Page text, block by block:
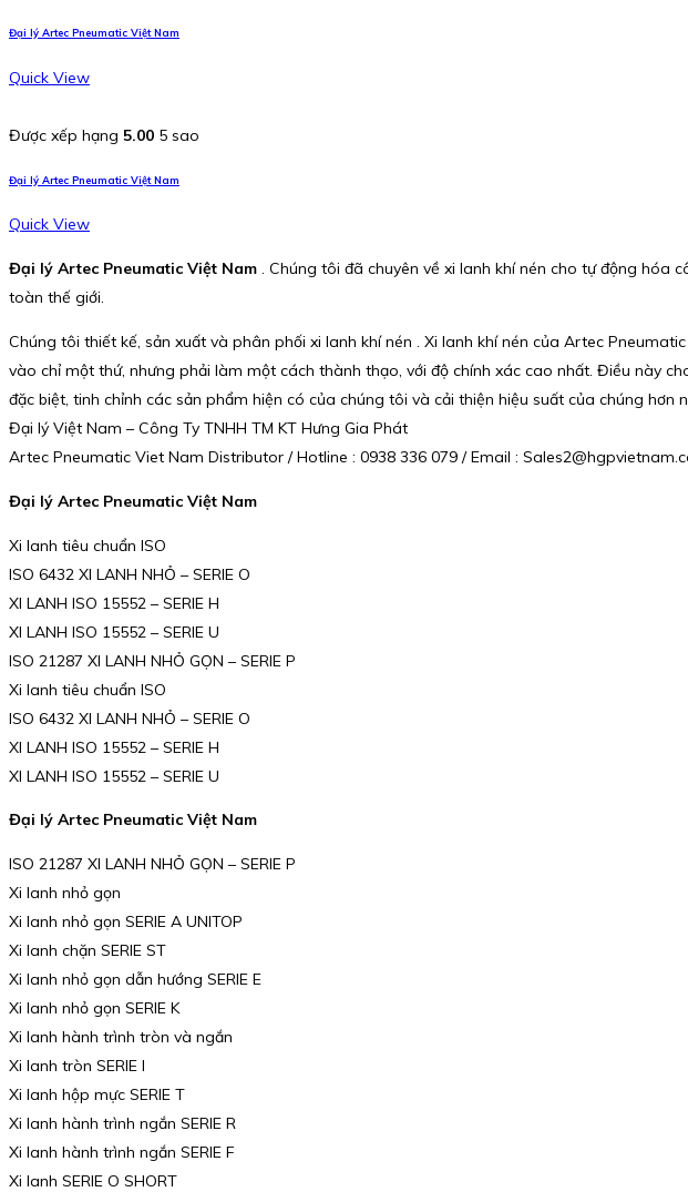
Đại lý Artec Pneumatic Việt Nam
Quick View
Được xếp hạng 5.00 5 sao
Đại lý Artec Pneumatic Việt Nam
Quick View
Đại lý Artec Pneumatic Việt Nam . Chúng tôi đã chuyên về xi lanh khí nén cho tự động hóa
toàn thế giới.
Chúng tôi thiết kế, sản xuất và phân phối xi lanh khí nén . Xi lanh khí nén của Artec
vào chỉ một thứ, nhưng phải làm một cách thành thạo, với độ chính xác cao nhất. Điều này
đặc biệt, tinh chỉnh các sản phẩm hiện có của chúng tôi và cải thiện hiệu suất của chúng hơn
Đại lý Việt Nam – Công Ty TNHH TM KT Hưng Gia Phát
Artec Pneumatic Viet Nam Distributor / Hotline : 0938 336 079 / Email :
Đại lý Artec Pneumatic Việt Nam
Xi lanh tiêu chuẩn ISO
ISO 6432 XI LANH NHỎ – SERIE O
XI LANH ISO 15552 – SERIE H
XI LANH ISO 15552 – SERIE U
ISO 21287 XI LANH NHỎ GỌN – SERIE P
Xi lanh tiêu chuẩn ISO
ISO 6432 XI LANH NHỎ – SERIE O
XI LANH ISO 15552 – SERIE H
XI LANH ISO 15552 – SERIE U
Đại lý Artec Pneumatic Việt Nam
ISO 21287 XI LANH NHỎ GỌN – SERIE P
Xi lanh nhỏ gọn
Xi lanh nhỏ gọn SERIE A UNITOP
Xi lanh chặn SERIE ST
Xi lanh nhỏ gọn dẫn hướng SERIE E
Xi lanh nhỏ gọn SERIE K
Xi lanh hành trình tròn và ngắn
Xi lanh tròn SERIE I
Xi lanh hộp mực SERIE T
Xi lanh hành trình ngắn SERIE R
Xi lanh hành trình ngắn SERIE F
Xi lanh SERIE O SHORT